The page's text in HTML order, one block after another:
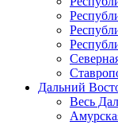
Дальний
Весь